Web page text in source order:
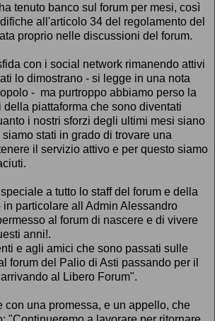
tenuto banco sul forum per mesi, così
all'articolo 34 del regolamento del
proprio nelle discussioni del forum.
con i social network rimanendo attivi
lo dimostrano - si legge in una nota
- ma purtroppo abbiamo perso la
della piattaforma che sono diventati
i nostri sforzi degli ultimi mesi siano
stati in grado di trovare una
il servizio attivo e per questo siamo
a tutto lo staff del forum e della
particolare all Admin Alessandro
al forum di nascere e di vivere
anni!.
e agli amici che sono passati sulle
forum del Palio di Asti passando per il
al Libero Forum".
con una promessa, e un appello, che